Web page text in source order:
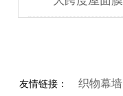
友情链接： 织物幕墙